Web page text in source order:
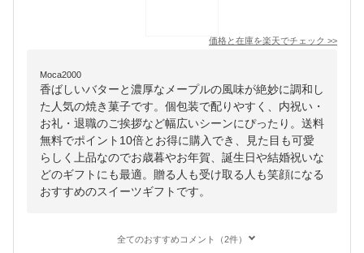
価格と在庫を楽天でチェック >>
Moca2000
香ばしいバターと濃厚なメープルの風味が絶妙に調和し
た人気の焼き菓子です。個包装で配りやすく、内祝い・
お礼・退職のご挨拶など幅広いシーンにぴったり。送料
無料でポイント10倍とお得に購入でき、見た目も可愛
らしく上品なのでお歳暮やお年賀、誕生日や結婚祝いな
どのギフトにも最適。贈る人も受け取る人も笑顔になる
おすすめのスイーツギフトです。
全てのおすすめコメント（2件）